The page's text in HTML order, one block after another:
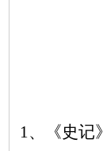
1、《史记